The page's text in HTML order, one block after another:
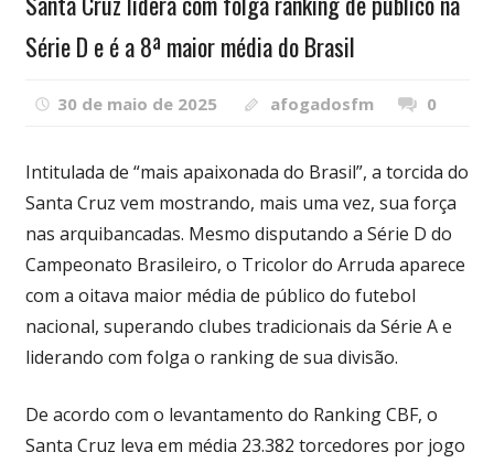
Série D e é a 8ª maior média do Brasil
30 de maio de 2025 afogadosfm 0
Intitulada de “mais apaixonada do Brasil”, a torcida do
Santa Cruz vem mostrando, mais uma vez, sua força
nas arquibancadas. Mesmo disputando a Série D do
Campeonato Brasileiro, o Tricolor do Arruda aparece
com a oitava maior média de público do futebol
nacional, superando clubes tradicionais da Série A e
liderando com folga o ranking de sua divisão.
De acordo com o levantamento do Ranking CBF, o
Santa Cruz leva em média 23.382 torcedores por jogo